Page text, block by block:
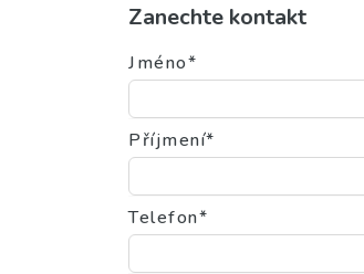
Zanechte kontakt
Jméno*
Příjmení*
Telefon*